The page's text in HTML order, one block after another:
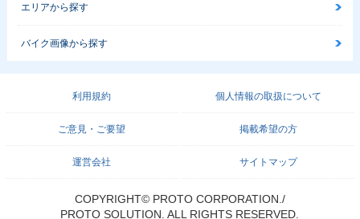
エリアから探す
バイク画像から探す
利用規約 個人情報の取扱について
ご意見・ご要望 掲載希望の方
運営会社 サイトマップ
COPYRIGHT© PROTO CORPORATION./
PROTO SOLUTION. ALL RIGHTS RESERVED.